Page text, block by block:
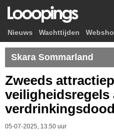
Nieuws Wachttijden
Skara Sommarland
Zweeds
veiligheidsregels
verdrinkingsdood
05-07-2025, 13.50 uur